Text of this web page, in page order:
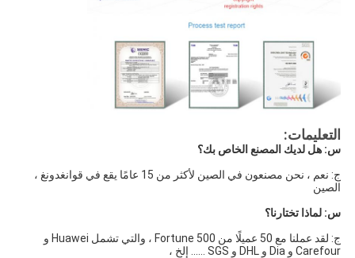
التعليمات:
س: هل لديك المصنع الخاص بك؟
الصين
س: لماذا تختارنا؟
Carefour و Dia و DHL و SGS ...... إلخ ،